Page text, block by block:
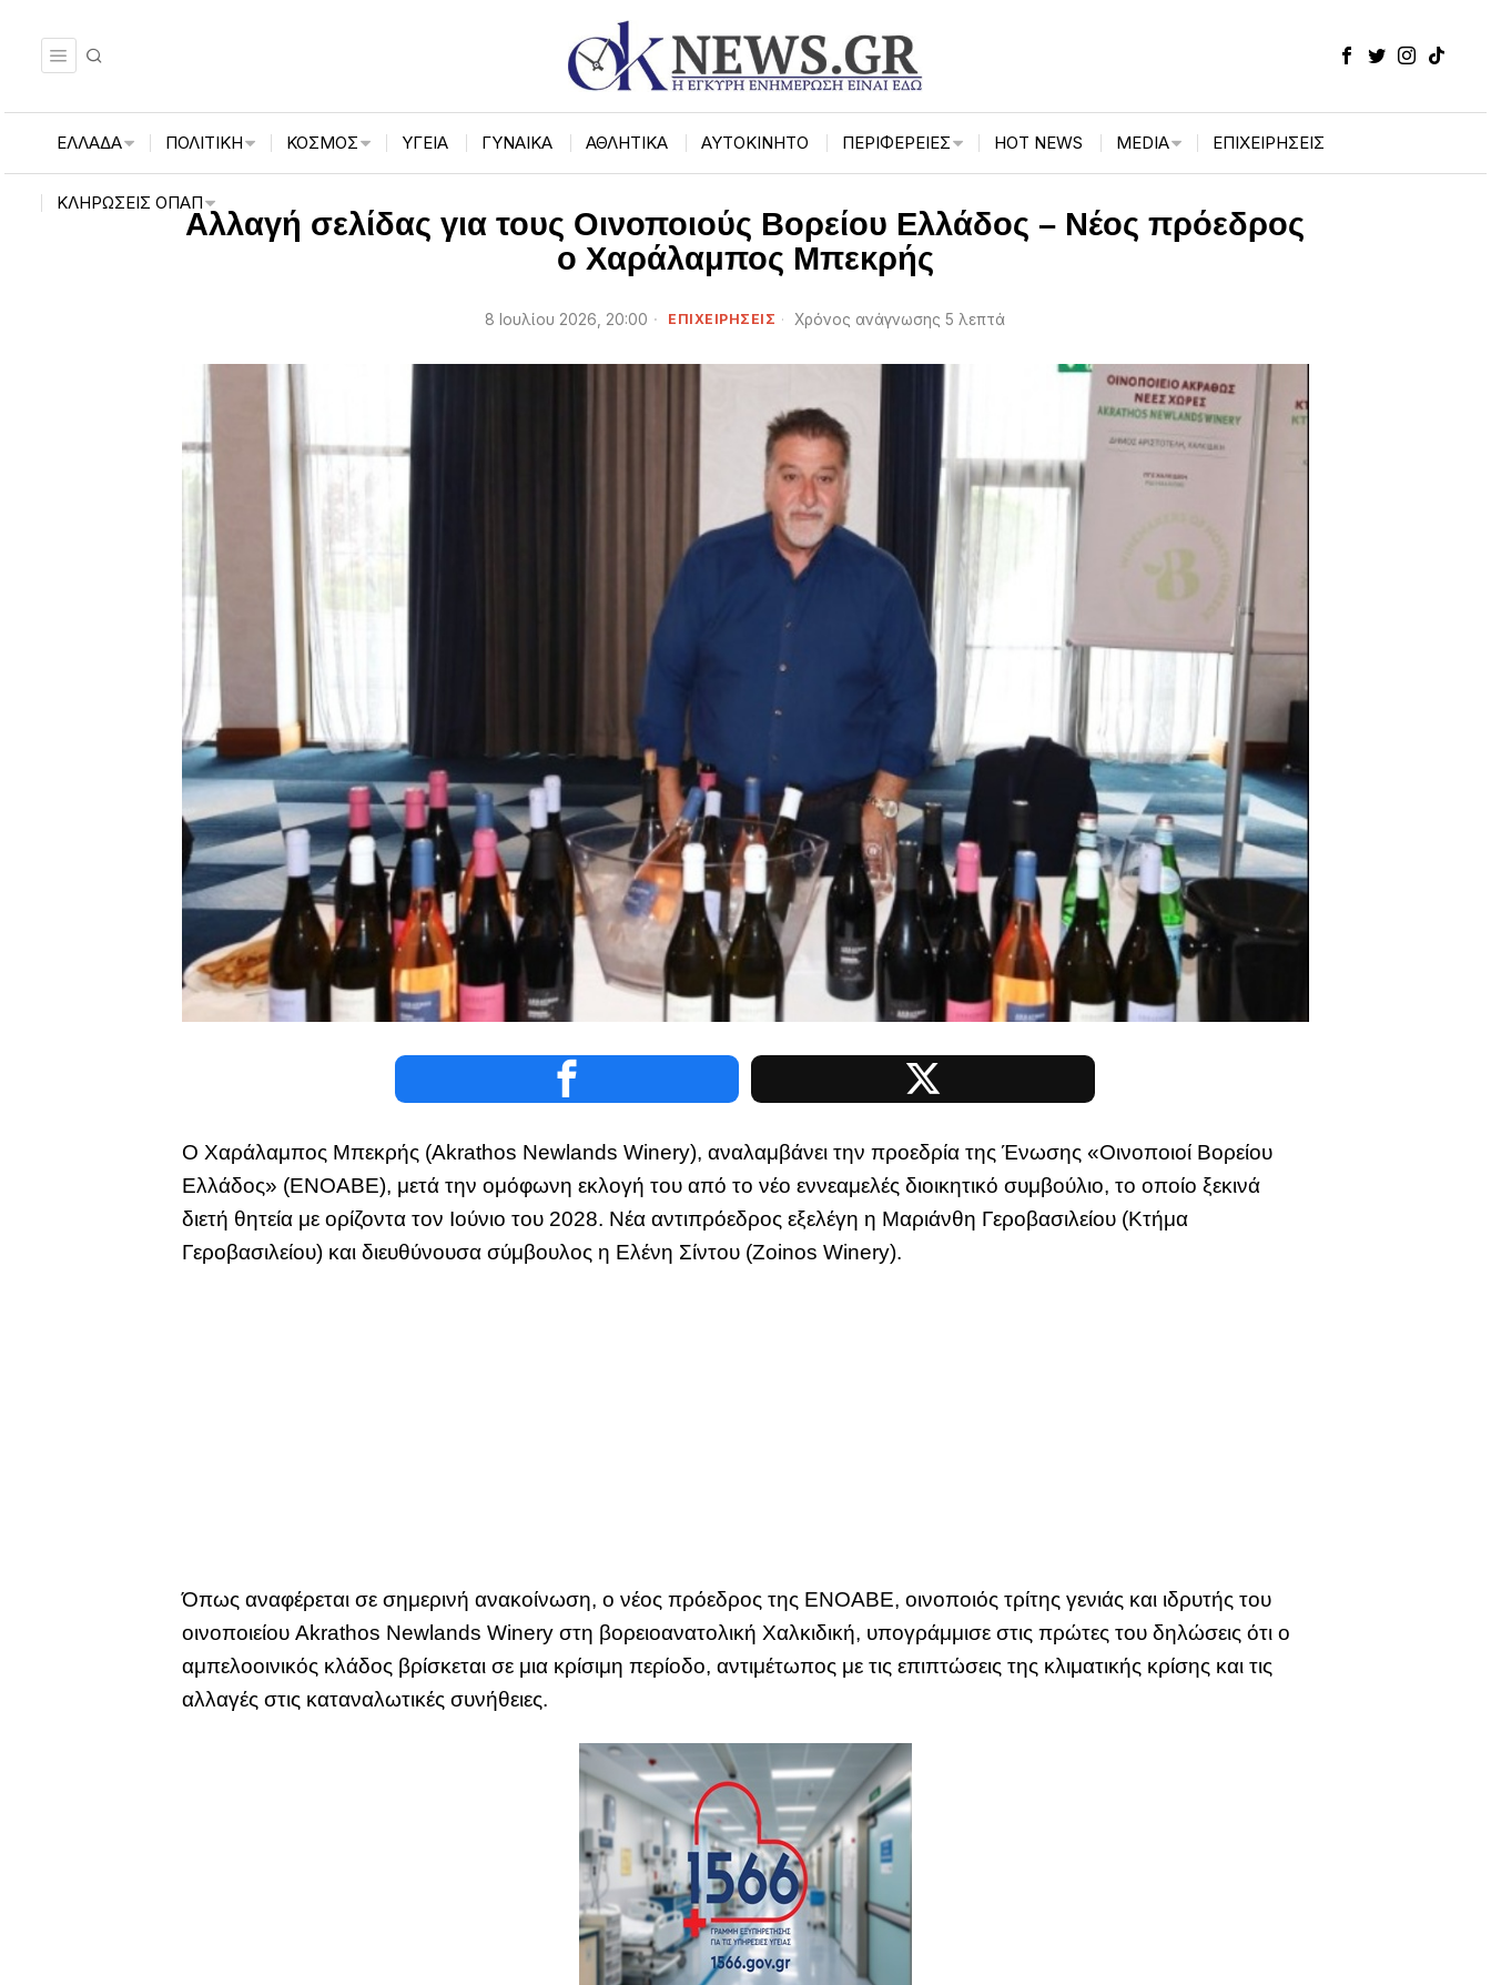
ΕΛΛΑΔΑ ΠΟΛΙΤΙΚΗ ΚΟΣΜΟΣ ΥΓΕΙΑ ΓΥΝΑΙΚΑ ΑΘΛΗΤΙΚΑ ΑΥΤΟΚΙΝΗΤΟ ΠΕΡΙΦΈΡΕΙΕΣ HOT NEWS MEDIA ΕΠΙΧΕΙΡΉΣΕΙΣ
ΚΛΗΡΏΣΕΙΣ ΟΠΑΠ
Αλλαγή σελίδας για τους Οινοποιούς Βορείου Ελλάδος – Νέος πρόεδρος
ο Χαράλαμπος Μπεκρής
8 Ιουλίου 2026, 20:00 ΕΠΙΧΕΙΡΉΣΕΙΣ Χρόνος ανάγνωσης 5 λεπτά
Ο Χαράλαμπος Μπεκρής (Akrathos Newlands Winery), αναλαμβάνει την προεδρία της Ένωσης «Οινοποιοί Βορείου
Ελλάδος» (ΕΝΟΑΒΕ), μετά την ομόφωνη εκλογή του από το νέο εννεαμελές διοικητικό συμβούλιο, το οποίο ξεκινά
διετή θητεία με ορίζοντα τον Ιούνιο του 2028. Νέα αντιπρόεδρος εξελέγη η Μαριάνθη Γεροβασιλείου (Κτήμα
Γεροβασιλείου) και διευθύνουσα σύμβουλος η Ελένη Σίντου (Zoinos Winery).
Όπως αναφέρεται σε σημερινή ανακοίνωση, ο νέος πρόεδρος της ΕΝΟΑΒΕ, οινοποιός τρίτης γενιάς και ιδρυτής του
οινοποιείου Akrathos Newlands Winery στη βορειοανατολική Χαλκιδική, υπογράμμισε στις πρώτες του δηλώσεις ότι ο
αμπελοοινικός κλάδος βρίσκεται σε μια κρίσιμη περίοδο, αντιμέτωπος με τις επιπτώσεις της κλιματικής κρίσης και τις
αλλαγές στις καταναλωτικές συνήθειες.